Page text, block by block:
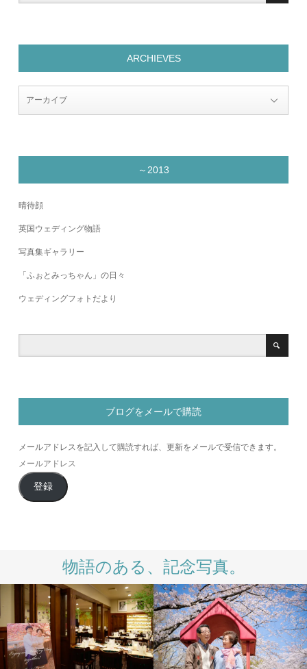
ARCHIEVES
～2013
晴待顔
英国ウェディング物語
写真集ギャラリー
「ふぉとみっちゃん」の日々
ウェディングフォトだより
ブログをメールで購読
メールアドレスを記入して購読すれば、更新をメールで受信できます。
メ
ー
ル
登録
物語のある、記念写真。